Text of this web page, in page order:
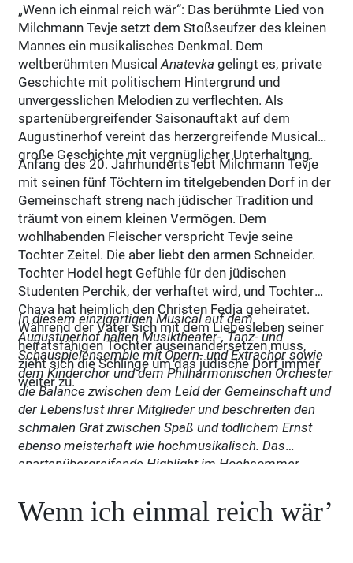
„Wenn ich einmal reich wär“: Das berühmte Lied von
Milchmann Tevje setzt dem Stoßseufzer des kleinen
Mannes ein musikalisches Denkmal. Dem
weltberühmten MusicalAnatevka gelingt es, private
Geschichte mit politischem Hintergrund und
unvergesslichen Melodien zu verflechten. Als
spartenübergreifender Saisonauftakt auf dem
Augustinerhof vereint das herzergreifende Musical
große Geschichte mit vergnüglicher Unterhaltung.
Anfang des 20. Jahrhunderts lebt Milchmann Tevje
mit seinen fünf Töchtern im titelgebenden Dorf in der
Gemeinschaft streng nach jüdischer Tradition und
träumt von einem kleinen Vermögen. Dem
wohlhabenden Fleischer verspricht Tevje seine
Tochter Zeitel. Die aber liebt den armen Schneider.
Tochter Hodel hegt Gefühle für den jüdischen
Studenten Perchik, der verhaftet wird, und Tochter
Chava hat heimlich den Christen Fedja geheiratet.
Während der Vater sich mit dem Liebesleben seiner
heiratsfähigen Töchter auseinandersetzen muss,
zieht sich die Schlinge um das jüdische Dorf immer
weiter zu.
In diesem einzigartigen Musical auf dem
Augustinerhof halten Musiktheater-, Tanz- und
Schauspielensemble mit Opern- und Extrachor sowie
dem Kinderchor und dem Philharmonischen Orchester
die Balance zwischen dem Leid der Gemeinschaft und
der Lebenslust ihrer Mitglieder und beschreiten den
schmalen Grat zwischen Spaß und tödlichem Ernst
ebenso meisterhaft wie hochmusikalisch. Das
spartenübergreifende Highlight im Hochsommer.
Wenn ich einmal reich wär’